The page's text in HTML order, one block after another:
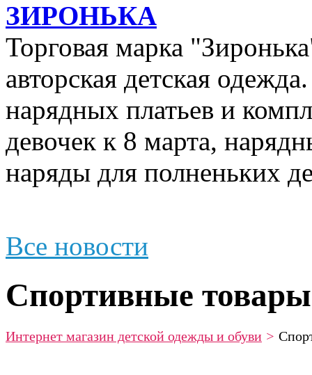
ЗИРОНЬКА
Торговая марка
авторская детская
нарядных платьев и
девочек к 8 марта,
наряды для полненьких
Все новости
Спортивные товары
Интернет магазин детской одежды и обуви >